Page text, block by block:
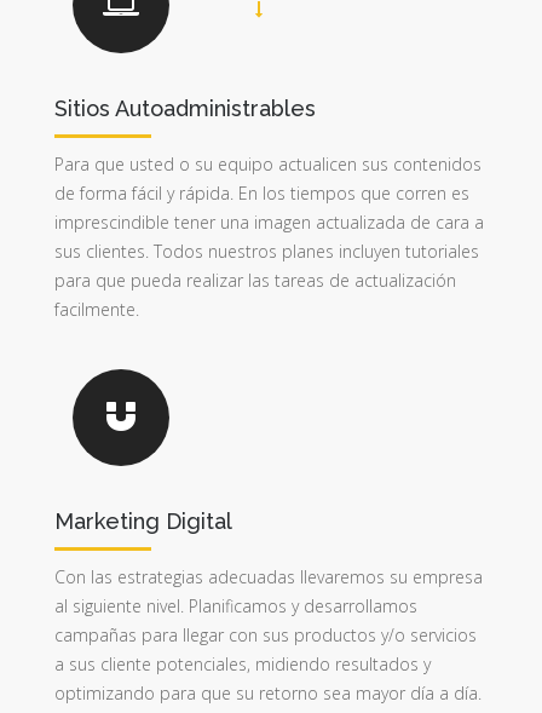
Sitios Autoadministrables
Para que usted o su equipo actualicen sus contenidos
de forma fácil y rápida. En los tiempos que corren es
imprescindible tener una imagen actualizada de cara a
sus clientes. Todos nuestros planes incluyen tutoriales
para que pueda realizar las tareas de actualización
facilmente.
Marketing Digital
Con las estrategias adecuadas llevaremos su empresa
al siguiente nivel. Planificamos y desarrollamos
campañas para llegar con sus productos y/o servicios
a sus cliente potenciales, midiendo resultados y
optimizando para que su retorno sea mayor día a día.